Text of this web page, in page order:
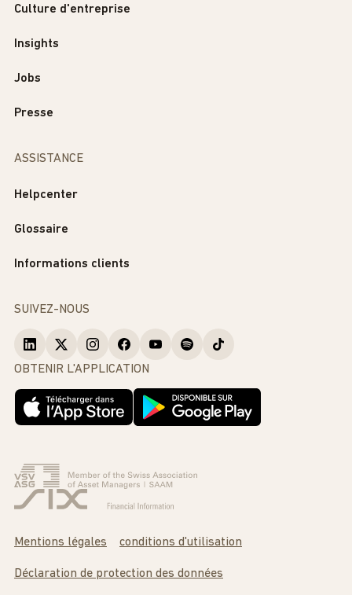
Culture d'entreprise
Insights
Jobs
Presse
ASSISTANCE
Helpcenter
Glossaire
Informations clients
SUIVEZ-NOUS
OBTENIR L'APPLICATION
Mentions légales conditions d'utilisation
Déclaration de protection des données